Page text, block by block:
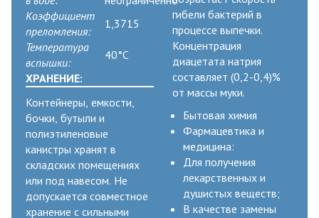
Коэффициент
преломления:
1,3715
Температура
вспышки:
40°C
ХРАНЕНИЕ:
Контейнеры, емкости,
бочки, бутыли и
полиэтиленовые
канистры хранят в
складских помещениях
или под навесом. Не
допускается совместное
хранение с сильными
гибели бактерий в
процессе выпечки.
Концентрация
диацетата натрия
составляет (0,2-0,4)%
от массы муки.
Бытовая химия
Фармацевтика и
медицина:
Для получения
лекарственных и
душистых веществ;
В качестве замены